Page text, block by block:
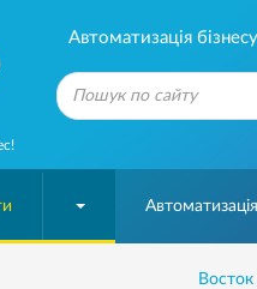
Автоматизація